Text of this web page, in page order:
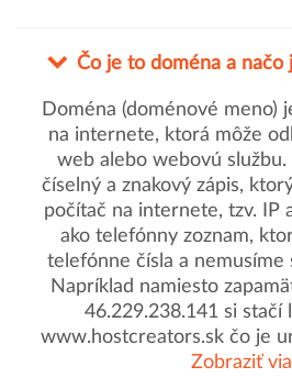
Čo je to doména a načo
Doména (doménové meno)
na internete, ktorá môže
web alebo webovú službu.
číselný a znakový zápis,
počítač na internete, tzv. IP
ako telefónny zoznam,
telefónne čísla a nemusíme
Napríklad namiesto
46.229.238.141 si stačí
www.hostcreators.sk čo je
Zobraziť